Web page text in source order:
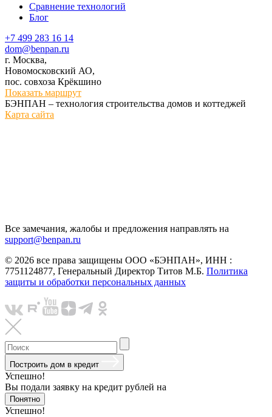
Сравнение технологий
Блог
+7 499 283 16 14
dom@benpan.ru
г. Москва,
Новомосковский АО,
пос. совхоза Крёкшино
Показать маршрут
БЭНПАН – технология строительства домов и коттеджей
Карта сайта
Все замечания, жалобы и предложения направлять на
support@benpan.ru
© 2026 все права защищены ООО «БЭНПАН», ИНН :
7751124877, Генеральный Директор Титов М.Б. Политика
защиты и обработки персональных данных
Построить дом в кредит
Успешно!
Вы подали заявку на кредит рублей на
Понятно
Успешно!